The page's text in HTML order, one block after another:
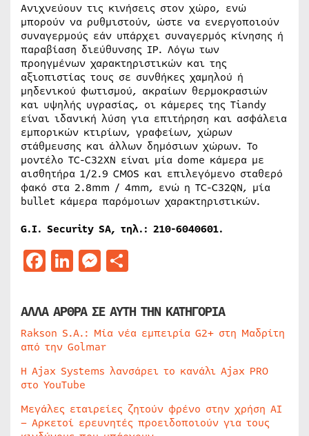
Ανιχνεύουν τις κινήσεις στον χώρο, ενώ
μπορούν να ρυθμιστούν, ώστε να ενεργοποιούν
συναγερμούς εάν υπάρχει συναγερμός κίνησης ή
παραβίαση διεύθυνσης IP. Λόγω των
προηγμένων χαρακτηριστικών και της
αξιοπιστίας τους σε συνθήκες χαμηλού ή
μηδενικού φωτισμού, ακραίων θερμοκρασιών
και υψηλής υγρασίας, οι κάμερες της Tiandy
είναι ιδανική λύση για επιτήρηση και ασφάλεια
εμπορικών κτιρίων, γραφείων, χώρων
στάθμευσης και άλλων δημόσιων χώρων. Το
μοντέλο TC-C32XN είναι μία dome κάμερα με
αισθητήρα 1/2.9 CMOS και επιλεγόμενο σταθερό
φακό στα 2.8mm / 4mm, ενώ η TC-C32QN, μία
bullet κάμερα παρόμοιων χαρακτηριστικών.
G.I. Security SA, τηλ.: 210-6040601.
Facebook
LinkedIn
Messenger
ΑΛΛΑ ΑΡΘΡΑ ΣΕ ΑΥΤΗ ΤΗΝ ΚΑΤΗΓΟΡΙΑ
Rakson S.A.: Μία νέα εμπειρία G2+ στη Μαδρίτη
από την Golmar
Η Ajax Systems λανσάρει το κανάλι Ajax PRO
στο YouTube
Μεγάλες εταιρείες ζητούν φρένο στην χρήση AI
– Αρκετοί ερευνητές προειδοποιούν για τους